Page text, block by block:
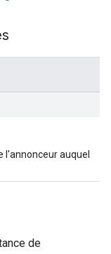
l'annonceur auquel
de